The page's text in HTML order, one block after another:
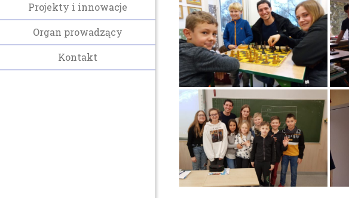
Projekty i innowacje
Organ prowadzący
Kontakt